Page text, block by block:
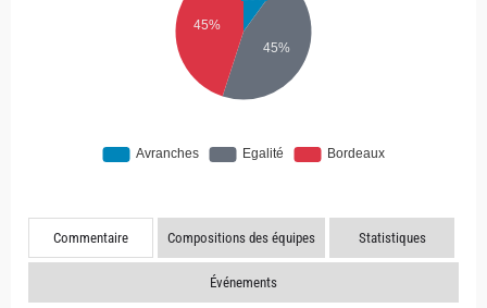
Commentaire Compositions des équipes Statistiques
Événements